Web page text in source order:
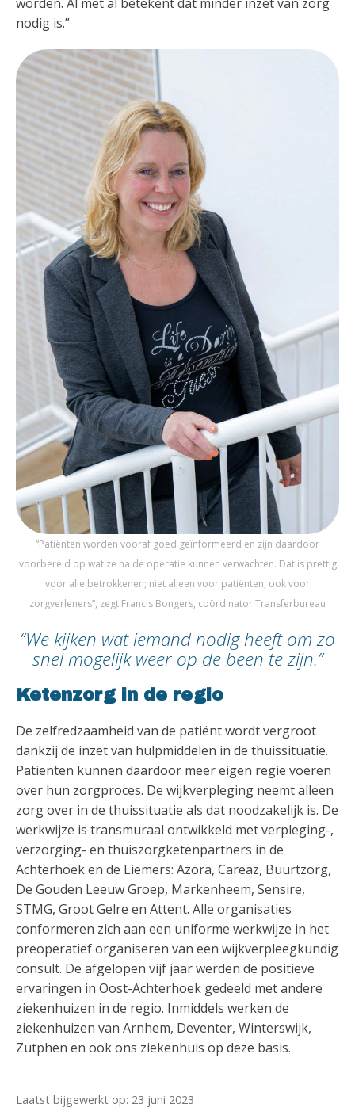
nodig is.”
“Patiënten worden vooraf goed geïnformeerd en zijn daardoor
voorbereid op wat ze na de operatie kunnen verwachten. Dat is prettig
voor alle betrokkenen; niet alleen voor patiënten, ook voor
zorgverleners”, zegt Francis Bongers, coördinator Transferbureau
“We kijken wat iemand nodig heeft om zo
snel mogelijk weer op de been te zijn.”
Ketenzorg in de regio
De zelfredzaamheid van de patiënt wordt vergroot
dankzij de inzet van hulpmiddelen in de thuissituatie.
Patiënten kunnen daardoor meer eigen regie voeren
over hun zorgproces. De wijkverpleging neemt alleen
zorg over in de thuissituatie als dat noodzakelijk is. De
werkwijze is transmuraal ontwikkeld met verpleging-,
verzorging- en thuiszorgketenpartners in de
Achterhoek en de Liemers: Azora, Careaz, Buurtzorg,
De Gouden Leeuw Groep, Markenheem, Sensire,
STMG, Groot Gelre en Attent. Alle organisaties
conformeren zich aan een uniforme werkwijze in het
preoperatief organiseren van een wijkverpleegkundig
consult. De afgelopen vijf jaar werden de positieve
ervaringen in Oost-Achterhoek gedeeld met andere
ziekenhuizen in de regio. Inmiddels werken de
ziekenhuizen van Arnhem, Deventer, Winterswijk,
Zutphen en ook ons ziekenhuis op deze basis.
Laatst bijgewerkt op: 23 juni 2023